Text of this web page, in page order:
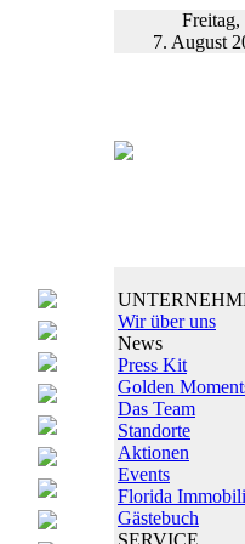
Freitag,
7. August
Wir über uns
News
Press Kit
Golden
Das Team
Standorte
Aktionen
Events
Florida
Gästebuch
SERVICE